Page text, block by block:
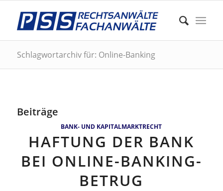
Schlagwortarchiv für: Online-Banking
Beiträge
BANK- UND KAPITALMARKTRECHT
HAFTUNG DER BANK
BEI ONLINE-BANKING-
BETRUG